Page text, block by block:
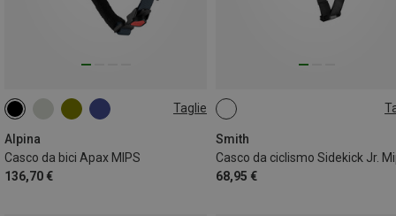
Taglie
Alpina
Casco da bici Apax MIPS
136,70 €
57-62CM 52-57CM
Smith
68,95 €
48-52CM